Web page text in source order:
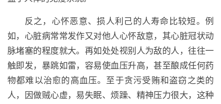
反之，心怀恶意、损人利己的人寿命比较短。例
如，心脏病常常发作又对他人心怀敌意，其心脏冠状动
脉堵塞的程度就大。再如处处视别人为敌的人，往往一
触即发，暴跳如雷，容易使血压升高，甚至酿成任何药
物都难以治愈的高血压。至于贪污受贿和盗窃之类的
人，因做贼心虚，易失眠、烦躁、精神压力很大，这种